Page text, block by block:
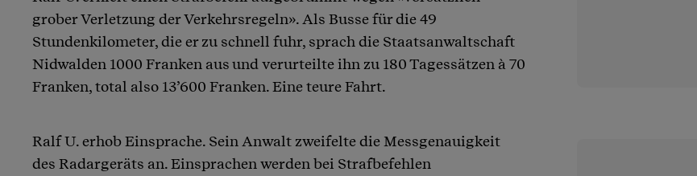
grober Verletzung der Verkehrsregeln». Als Busse für die 49
Stundenkilometer, die er zu schnell fuhr, sprach die Staatsanwaltschaft
Nidwalden 1000 Franken aus und verurteilte ihn zu 180 Tagessätzen à 70
Franken, total also 13’600 Franken. Eine teure Fahrt.
Ralf U. erhob Einsprache. Sein Anwalt zweifelte die Messgenauigkeit
des Radargeräts an. Einsprachen werden bei Strafbefehlen